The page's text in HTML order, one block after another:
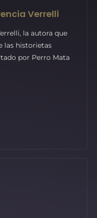
Verrelli
la autora que
las historietas
por Perro Mata